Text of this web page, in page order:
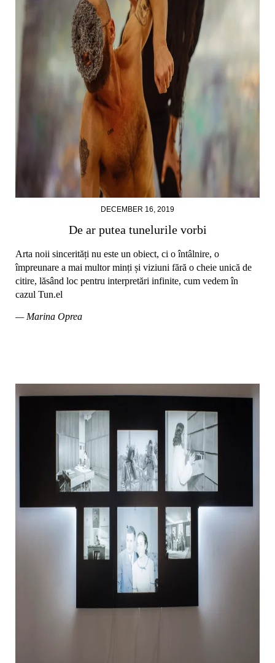
DECEMBER 16, 2019
De ar putea tunelurile vorbi
Arta noii sincerități nu este un obiect, ci o întâlnire, o
împreunare a mai multor minți și viziuni fără o cheie unică de
citire, lăsând loc pentru interpretări infinite, cum vedem în
cazul Tun.el
— Marina Oprea